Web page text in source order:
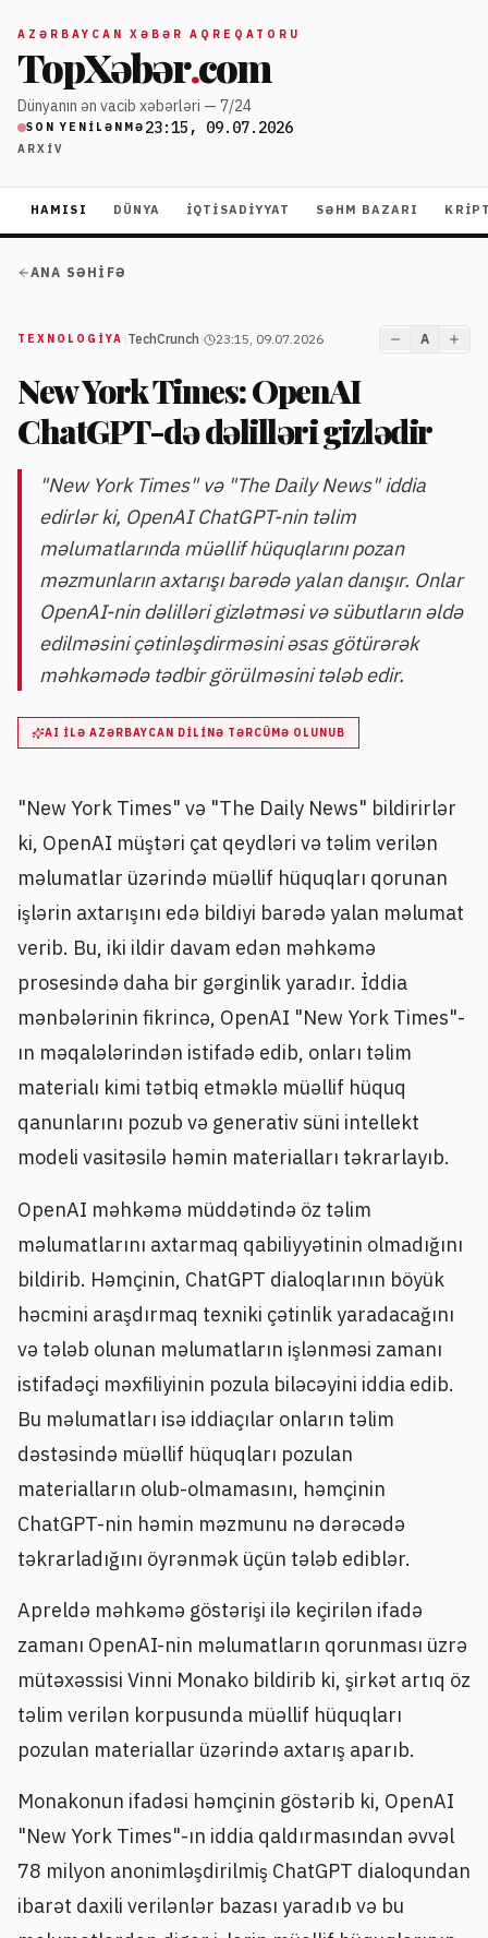
AZƏRBAYCAN XƏBƏR AQREQATORU
TopXəbər.com
Dünyanın ən vacib xəbərləri — 7/24
SON YENILƏNMƏ 23:15, 09.07.2026
ARXIV
HAMISI DÜNYA İQTISADIYYAT SƏHM BAZARI
ANA SƏHIFƏ
TEXNOLOGIYA TechCrunch 23:15, 09.07.2026 A
New York Times: OpenAI
ChatGPT-də dəlilləri gizlədir
"New York Times" və "The Daily News" iddia
edirlər ki, OpenAI ChatGPT-nin təlim
məlumatlarında müəllif hüquqlarını pozan
məzmunların axtarışı barədə yalan danışır. Onlar
OpenAI-nin dəlilləri gizlətməsi və sübutların əldə
edilməsini çətinləşdirməsini əsas götürərək
məhkəmədə tədbir görülməsini tələb edir.
AI ILƏ AZƏRBAYCAN DILINƏ TƏRCÜMƏ OLUNUB
"New York Times" və "The Daily News" bildirirlər
ki, OpenAI müştəri çat qeydləri və təlim verilən
məlumatlar üzərində müəllif hüquqları qorunan
işlərin axtarışını edə bildiyi barədə yalan məlumat
verib. Bu, iki ildir davam edən məhkəmə
prosesində daha bir gərginlik yaradır. İddia
mənbələrinin fikrincə, OpenAI "New York Times"-
ın məqalələrindən istifadə edib, onları təlim
materialı kimi tətbiq etməklə müəllif hüquq
qanunlarını pozub və generativ süni intellekt
modeli vasitəsilə həmin materialları təkrarlayıb.
OpenAI məhkəmə müddətində öz təlim
məlumatlarını axtarmaq qabiliyyətinin olmadığını
bildirib. Həmçinin, ChatGPT dialoqlarının böyük
həcmini araşdırmaq texniki çətinlik yaradacağını
və tələb olunan məlumatların işlənməsi zamanı
istifadəçi məxfiliyinin pozula biləcəyini iddia edib.
Bu məlumatları isə iddiaçılar onların təlim
dəstəsində müəllif hüquqları pozulan
materialların olub-olmamasını, həmçinin
ChatGPT-nin həmin məzmunu nə dərəcədə
təkrarladığını öyrənmək üçün tələb ediblər.
Apreldə məhkəmə göstərişi ilə keçirilən ifadə
zamanı OpenAI-nin məlumatların qorunması üzrə
mütəxəssisi Vinni Monako bildirib ki, şirkət artıq öz
təlim verilən korpusunda müəllif hüquqları
pozulan materiallar üzərində axtarış aparıb.
Monakonun ifadəsi həmçinin göstərib ki, OpenAI
"New York Times"-ın iddia qaldırmasından əvvəl
78 milyon anonimləşdirilmiş ChatGPT dialoqundan
ibarət daxili verilənlər bazası yaradıb və bu